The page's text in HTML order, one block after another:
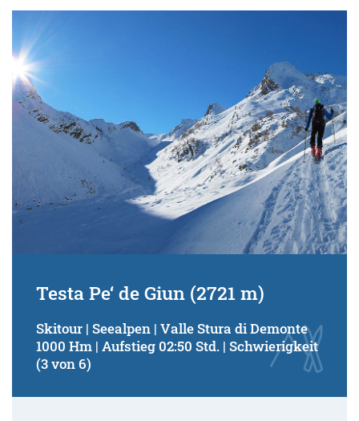
Testa Pe‘ de Giun (2721 m)
Skitour | Seealpen | Valle Stura di Demonte
1000 Hm | Aufstieg 02:50 Std. | Schwierigkeit
(3 von 6)